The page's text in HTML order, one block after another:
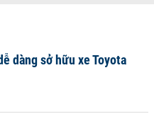
dàng sở hữu xe Toyota